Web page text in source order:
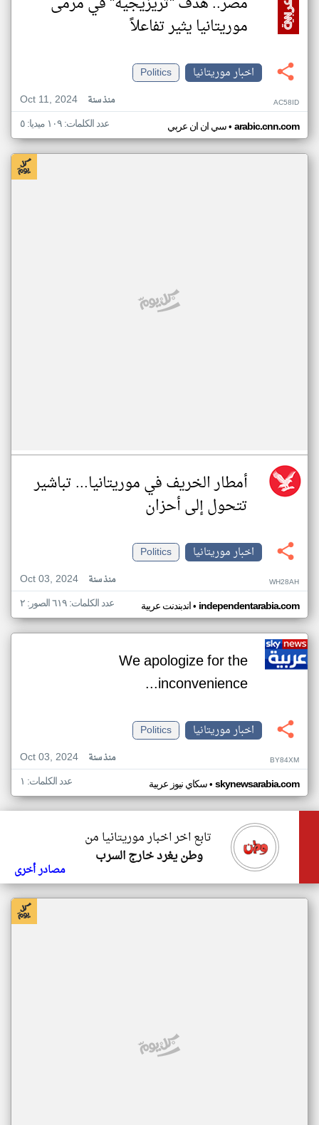
موريتانيا يثير تفاعلاً
اخبار موريتانيا
Politics
Oct 11, 2024
منذ سنة AC58ID
سي ان ان عربي• arabic.cnn.com عدد الكلمات: ١٠٩ ميديا: ٥
أمطار الخريف في موريتانيا... تباشير
تتحول إلى أحزان
اخبار موريتانيا
Politics
Oct 03, 2024
منذ سنة WH28AH
اندبندنت عربية• independentarabia.com عدد الكلمات: ٦١٩ الصور: ٢
We apologize for the
inconvenience...
اخبار موريتانيا
Politics
Oct 03, 2024
منذ سنة BY84XM
سكاي نيوز عربية• skynewsarabia.com عدد الكلمات: ١
تابع اخر اخبار موريتانيا من
وطن يغرد خارج السرب
مصادر أخرى